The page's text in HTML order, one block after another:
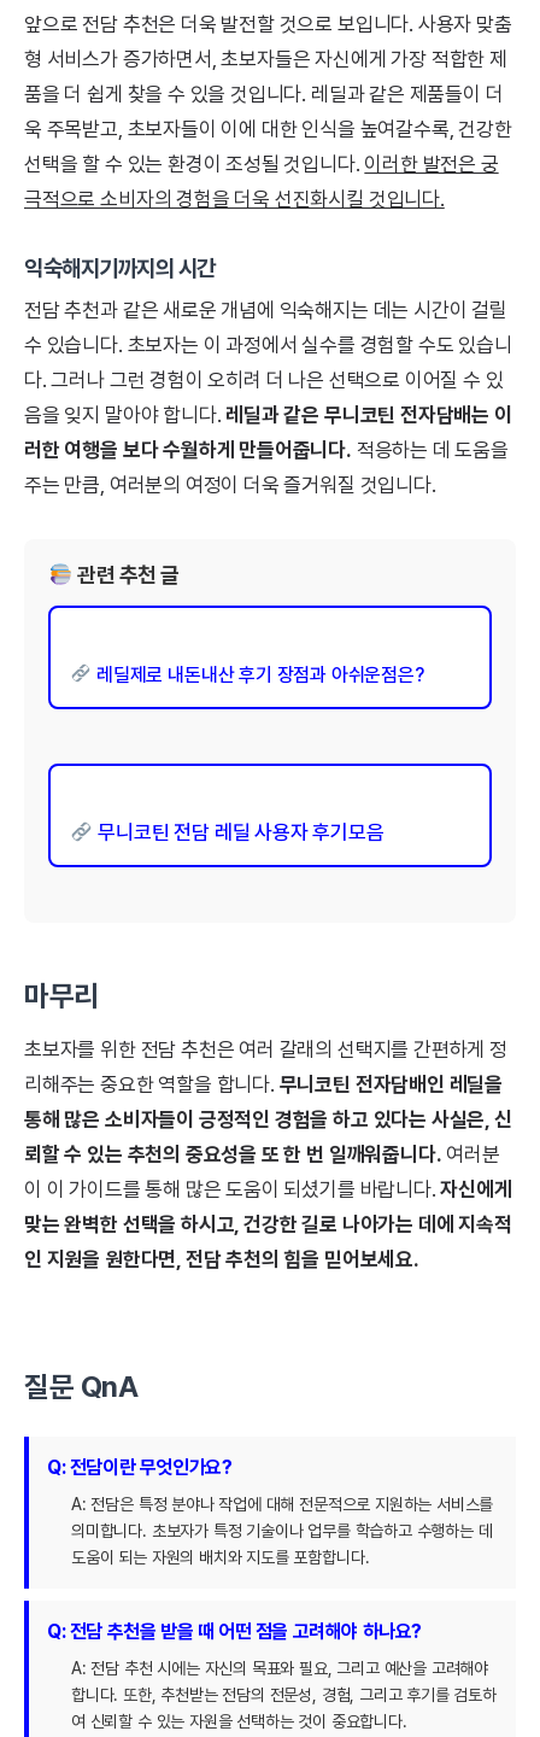
앞으로 전담 추천은 더욱 발전할 것으로 보입니다. 사용자 맞춤
형 서비스가 증가하면서, 초보자들은 자신에게 가장 적합한 제
품을 더 쉽게 찾을 수 있을 것입니다. 레딜과 같은 제품들이 더
욱 주목받고, 초보자들이 이에 대한 인식을 높여갈수록, 건강한
선택을 할 수 있는 환경이 조성될 것입니다. 이러한 발전은 궁
극적으로 소비자의 경험을 더욱 선진화시킬 것입니다.
익숙해지기까지의 시간
전담 추천과 같은 새로운 개념에 익숙해지는 데는 시간이 걸릴
수 있습니다. 초보자는 이 과정에서 실수를 경험할 수도 있습니
다. 그러나 그런 경험이 오히려 더 나은 선택으로 이어질 수 있
음을 잊지 말아야 합니다. 레딜과 같은 무니코틴 전자담배는 이
러한 여행을 보다 수월하게 만들어줍니다. 적응하는 데 도움을
주는 만큼, 여러분의 여정이 더욱 즐거워질 것입니다.
관련 추천 글
레딜제로 내돈내산 후기 장점과 아쉬운점은?
무니코틴 전담 레딜 사용자 후기모음
마무리
초보자를 위한 전담 추천은 여러 갈래의 선택지를 간편하게 정
리해주는 중요한 역할을 합니다. 무니코틴 전자담배인 레딜을
통해 많은 소비자들이 긍정적인 경험을 하고 있다는 사실은, 신
뢰할 수 있는 추천의 중요성을 또 한 번 일깨워줍니다. 여러분
이 이 가이드를 통해 많은 도움이 되셨기를 바랍니다.자신에게
맞는 완벽한 선택을 하시고, 건강한 길로 나아가는 데에 지속적
인 지원을 원한다면, 전담 추천의 힘을 믿어보세요.
질문 QnA
Q: 전담이란 무엇인가요?
A: 전담은 특정 분야나 작업에 대해 전문적으로 지원하는 서비스를
의미합니다. 초보자가 특정 기술이나 업무를 학습하고 수행하는 데
도움이 되는 자원의 배치와 지도를 포함합니다.
Q: 전담 추천을 받을 때 어떤 점을 고려해야 하나요?
A: 전담 추천 시에는 자신의 목표와 필요, 그리고 예산을 고려해야
합니다. 또한, 추천받는 전담의 전문성, 경험, 그리고 후기를 검토하
여 신뢰할 수 있는 자원을 선택하는 것이 중요합니다.